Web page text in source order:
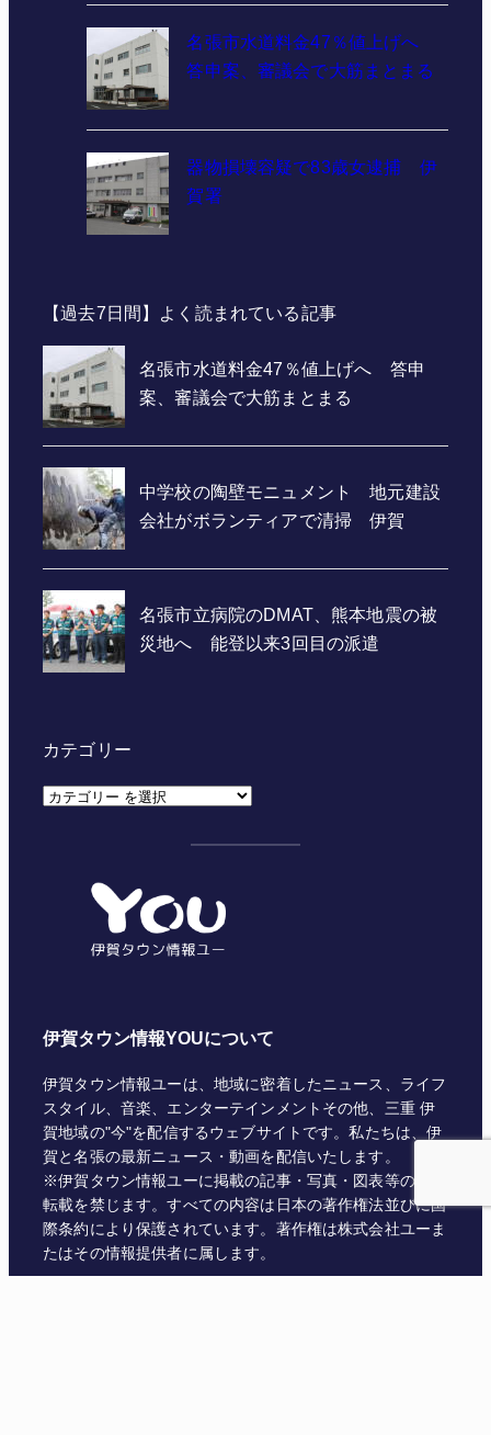
名張市水道料金47％値上げへ
答申案、審議会で大筋まとまる
器物損壊容疑で83歳女逮捕 伊
賀署
【過去7日間】よく読まれている記事
カテゴリー
カ
伊賀タウン情報YOUについて
伊賀タウン情報ユーは、地域に密着したニュース、ライフ
スタイル、音楽、エンターテインメントその他、三重 伊
賀地域の"今"を配信するウェブサイトです。私たちは、伊
賀と名張の最新ニュース・動画を配信いたします。
※伊賀タウン情報ユーに掲載の記事・写真・図表等の無断
転載を禁じます。すべての内容は日本の著作権法並びに国
際条約により保護されています。著作権は株式会社ユーま
たはその情報提供者に属します。